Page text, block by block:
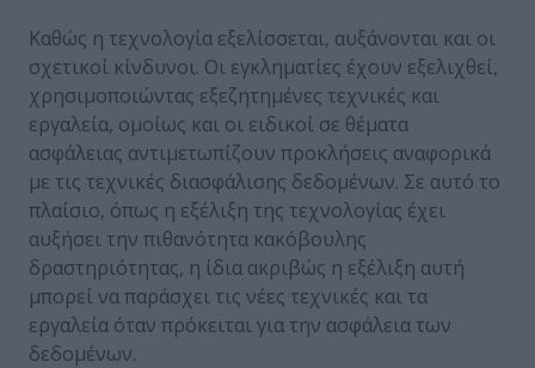
Καθώς η τεχνολογία εξελίσσεται, αυξάνονται και οι
σχετικοί κίνδυνοι. Οι εγκληματίες έχουν εξελιχθεί,
χρησιμοποιώντας εξεζητημένες τεχνικές και
εργαλεία, ομοίως και οι ειδικοί σε θέματα
ασφάλειας αντιμετωπίζουν προκλήσεις αναφορικά
με τις τεχνικές διασφάλισης δεδομένων. Σε αυτό το
πλαίσιο, όπως η εξέλιξη της τεχνολογίας έχει
αυξήσει την πιθανότητα κακόβουλης
δραστηριότητας, η ίδια ακριβώς η εξέλιξη αυτή
μπορεί να παράσχει τις νέες τεχνικές και τα
εργαλεία όταν πρόκειται για την ασφάλεια των
δεδομένων.